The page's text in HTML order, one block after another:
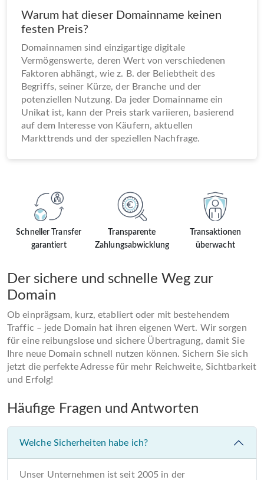
Schneller Transfer
garantiert
Transparente
Zahlungsabwicklung
Transaktionen
überwacht
Der sichere und schnelle Weg zur
Domain
Ob einprägsam, kurz, etabliert oder mit bestehendem
Traffic – jede Domain hat ihren eigenen Wert. Wir sorgen
für eine reibungslose und sichere Übertragung, damit Sie
Ihre neue Domain schnell nutzen können. Sichern Sie sich
jetzt die perfekte Adresse für mehr Reichweite, Sichtbarkeit
und Erfolg!
Warum hat dieser Domainname keinen
festen Preis?
Domainnamen sind einzigartige digitale
Vermögenswerte, deren Wert von verschiedenen
Faktoren abhängt, wie z. B. der Beliebtheit des
Begriffs, seiner Kürze, der Branche und der
potenziellen Nutzung. Da jeder Domainname ein
Unikat ist, kann der Preis stark variieren, basierend
auf dem Interesse von Käufern, aktuellen
Markttrends und der speziellen Nachfrage.
Häufige Fragen und Antworten
Welche Sicherheiten habe ich?
Unser Unternehmen ist seit 2005 in der